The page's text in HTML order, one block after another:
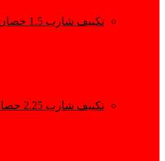
تكييف شارب 1.5 حصان
تكييف شارب 2.25 حصان